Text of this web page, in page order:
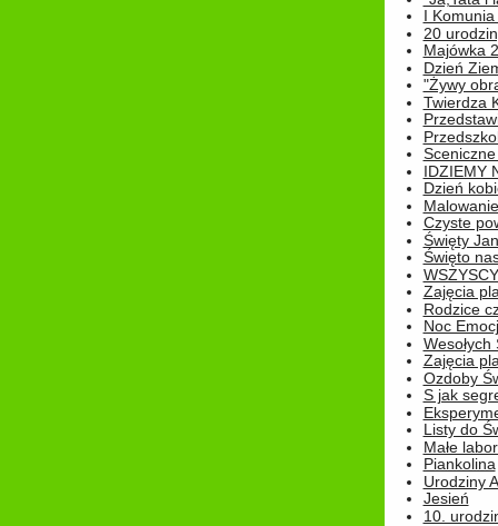
I
20
Majówka
Dzień
"Żywy
Twierdza
IDZIEMY
Dzień
Czyste
Święty
Święto
Zajęcia
Rodzice
Noc
Wesołych
Zajęcia
Ozdoby
S jak
Listy do
Małe
Piankolina
Urodziny
Jesień
10.